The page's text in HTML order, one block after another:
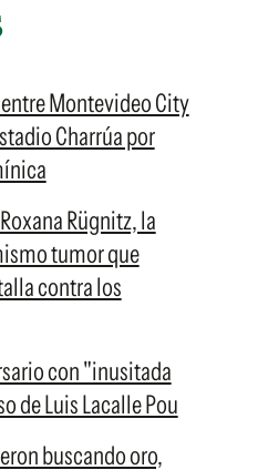
Montevideo City
Charrúa por
Rügnitz, la
tumor que
contra los
con "inusitada
de Luis Lacalle Pou
buscando oro,